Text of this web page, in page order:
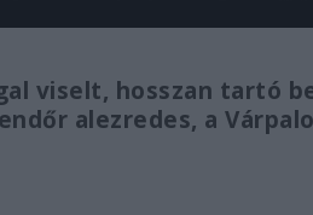
viselt, hosszan tartó
alezredes, a